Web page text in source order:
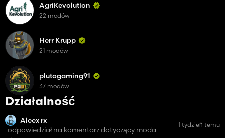
Działalność
Aleex rx
odpowiedział na komentarz dotyczący moda
1 tydzień temu
AgriKevolution
22 modów
Herr Krupp
21 modów
plutogaming91
37 modów